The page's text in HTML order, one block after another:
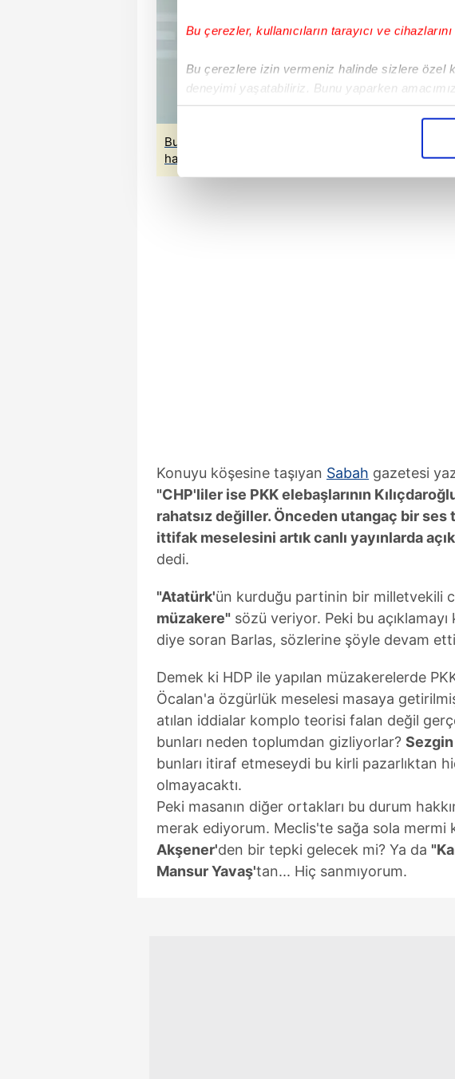
Bu çerezler, kullanıcıların tarayıcı ve
Bu çerezlere izin vermeniz halinde sizlere özel
deneyimi yaşatabiliriz. Bunu yaparken
içerikleri sunabilmek adına elimizden gelen
Bu da oldu! HDPKK ile kirli ittifak sonrası CHP’nin
haydi savaşa’ şarkıları
Konuyu köşesine taşıyan Sabah gazetesi
"CHP'liler ise PKK elebaşlarının
rahatsız değiller. Önceden utangaç bir
ittifak meselesini artık canlı yayınlarda
dedi.
"Atatürk'ün kurduğu partinin bir milletvekili
müzakere" sözü veriyor. Peki bu
diye soran Barlas, sözlerine şöyle devam
Demek ki HDP ile yapılan müzakerelerde
Öcalan'a özgürlük meselesi masaya
atılan iddialar komplo teorisi falan değil
bunları neden toplumdan gizliyorlar? Sezgin
bunları itiraf etmeseydi bu kirli pazarlıktan
olmayacaktı.
Peki masanın diğer ortakları bu durum
merak ediyorum. Meclis'te sağa sola mermi
Akşener'den bir tepki gelecek mi? Ya da
Mansur Yavaş'tan... Hiç sanmıyorum.